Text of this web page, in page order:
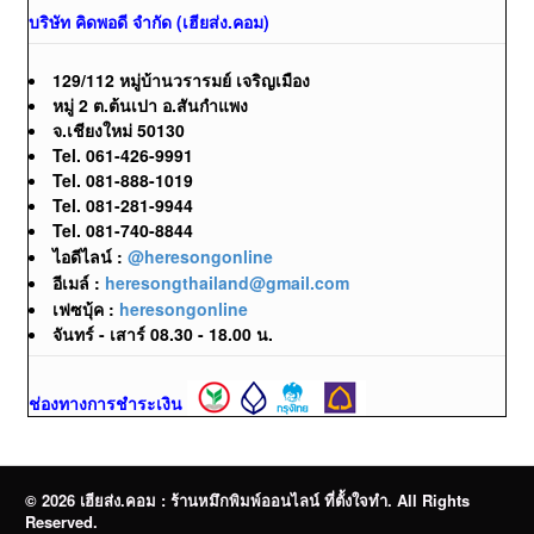
บริษัท คิดพอดี จำกัด (เฮียส่ง.คอม)
129/112 หมู่บ้านวรารมย์ เจริญเมือง
หมู่ 2 ต.ต้นเปา อ.สันกำแพง
จ.เชียงใหม่ 50130
Tel. 061-426-9991
Tel. 081-888-1019
Tel. 081-281-9944
Tel. 081-740-8844
ไอดีไลน์ : @heresongonline
อีเมล์ : heresongthailand@gmail.com
เฟซบุ้ค : heresongonline
จันทร์ - เสาร์ 08.30 - 18.00 น.
ช่องทางการชำระเงิน
© 2026 เฮียส่ง.คอม : ร้านหมึกพิมพ์ออนไลน์ ที่ตั้งใจทำ. All Rights
Reserved.